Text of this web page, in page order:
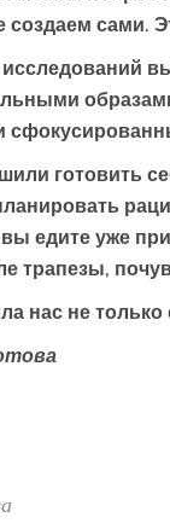
создаем сами.
исследований
готовить
едите уже
трапезы,
нас не